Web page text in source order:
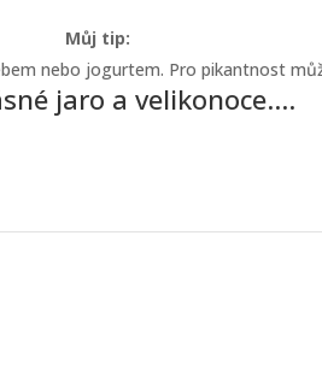
Můj tip:
nebo jogurtem. Pro pikantnost
jaro a velikonoce….